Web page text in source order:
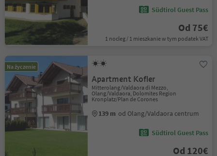
Südtirol Guest Pass
Od 75€
1 nocleg / 1 mieszkanie w tym podatek VAT
Na życzenie
Apartment Kofler
Mitterolang/Valdaora di Mezzo,
Olang/Valdaora, Dolomites Region
Kronplatz/Plan de Corones
139 m od Olang/Valdaora centrum
Südtirol Guest Pass
Od 120€